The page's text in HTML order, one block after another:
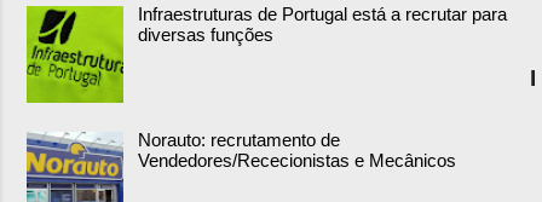
Infraestruturas de Portugal está a recrutar para
diversas funções
Norauto: recrutamento de
Vendedores/Rececionistas e Mecânicos
I